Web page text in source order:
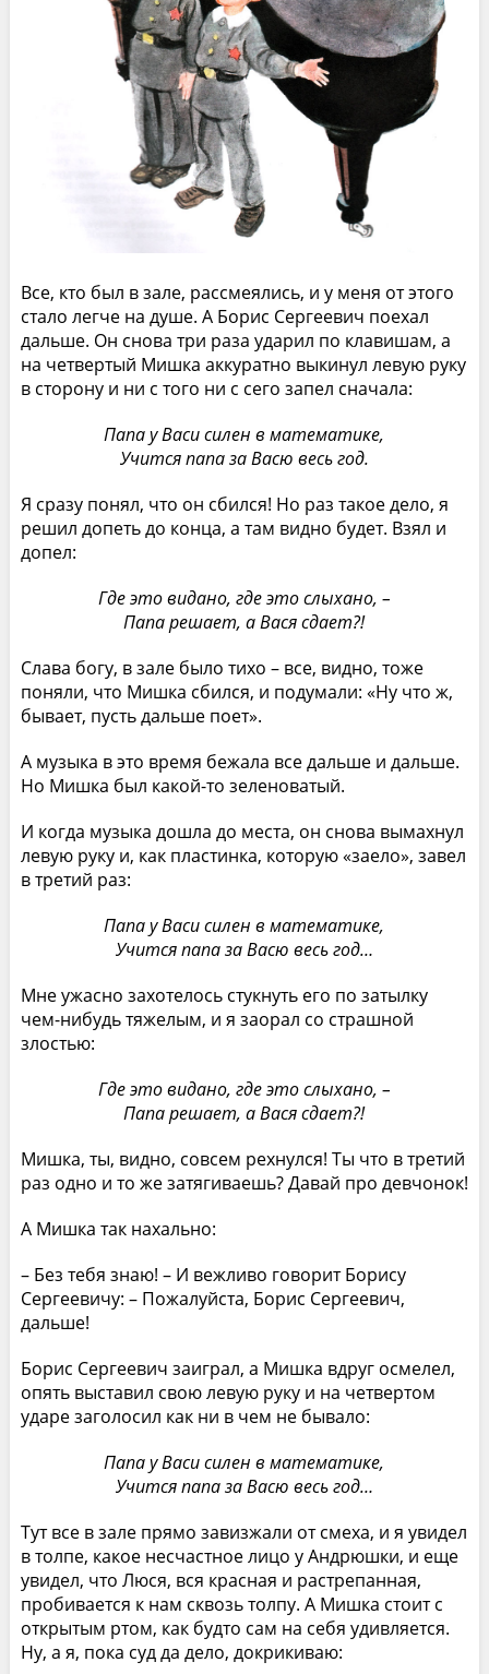
Все, кто был в зале, рассмеялись, и у меня от этого
стало легче на душе. А Борис Сергеевич поехал
дальше. Он снова три раза ударил по клавишам, а
на четвертый Мишка аккуратно выкинул левую руку
в сторону и ни с того ни с сего запел сначала:
Папа у Васи силен в математике,
Учится папа за Васю весь год.
Я сразу понял, что он сбился! Но раз такое дело, я
решил допеть до конца, а там видно будет. Взял и
допел:
Где это видано, где это слыхано, –
Папа решает, а Вася сдает?!
Слава богу, в зале было тихо – все, видно, тоже
поняли, что Мишка сбился, и подумали: «Ну что ж,
бывает, пусть дальше поет».
А музыка в это время бежала все дальше и дальше.
Но Мишка был какой-то зеленоватый.
И когда музыка дошла до места, он снова вымахнул
левую руку и, как пластинка, которую «заело», завел
в третий раз:
Папа у Васи силен в математике,
Учится папа за Васю весь год…
Мне ужасно захотелось стукнуть его по затылку
чем-нибудь тяжелым, и я заорал со страшной
злостью:
Где это видано, где это слыхано, –
Папа решает, а Вася сдает?!
Мишка, ты, видно, совсем рехнулся! Ты что в третий
раз одно и то же затягиваешь? Давай про девчонок!
А Мишка так нахально:
– Без тебя знаю! – И вежливо говорит Борису
Сергеевичу: – Пожалуйста, Борис Сергеевич,
дальше!
Борис Сергеевич заиграл, а Мишка вдруг осмелел,
опять выставил свою левую руку и на четвертом
ударе заголосил как ни в чем не бывало:
Папа у Васи силен в математике,
Учится папа за Васю весь год…
Тут все в зале прямо завизжали от смеха, и я увидел
в толпе, какое несчастное лицо у Андрюшки, и еще
увидел, что Люся, вся красная и растрепанная,
пробивается к нам сквозь толпу. А Мишка стоит с
открытым ртом, как будто сам на себя удивляется.
Ну, а я, пока суд да дело, докрикиваю: